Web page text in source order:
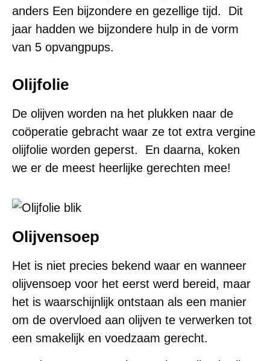
anders Een bijzondere en gezellige tijd. Dit
jaar hadden we bijzondere hulp in de vorm
van 5 opvangpups.
Olijfolie
De olijven worden na het plukken naar de
coöperatie gebracht waar ze tot extra vergine
olijfolie worden geperst. En daarna, koken
we er de meest heerlijke gerechten mee!
Olijvensoep
Het is niet precies bekend waar en wanneer
olijvensoep voor het eerst werd bereid, maar
het is waarschijnlijk ontstaan als een manier
om de overvloed aan olijven te verwerken tot
een smakelijk en voedzaam gerecht.